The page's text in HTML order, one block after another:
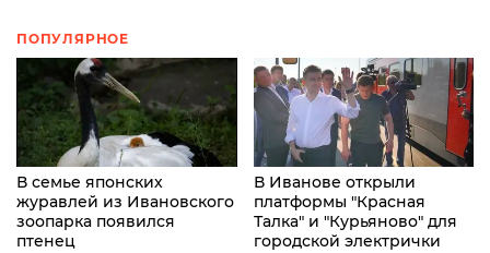
ПОПУЛЯРНОЕ
В семье японских
журавлей из Ивановского
зоопарка появился
птенец
В Иванове открыли
платформы "Красная
Талка" и "Курьяново" для
городской электрички